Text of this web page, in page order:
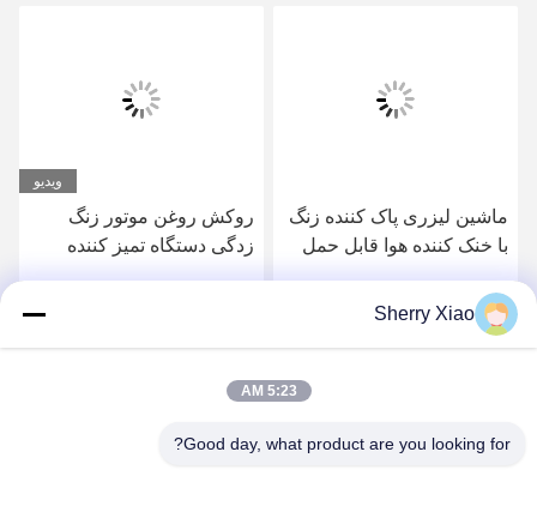
روکش روغن موتور زنگ
زدگی دستگاه تمیز کننده
هوا
بهترین قیمت رو بدست
ویدیو
دستگاه تمیز کننده لیزری
1500 وات 1064 نانومتری
Sherry Xiao
5:23 AM
Good day, what product are you looking for?